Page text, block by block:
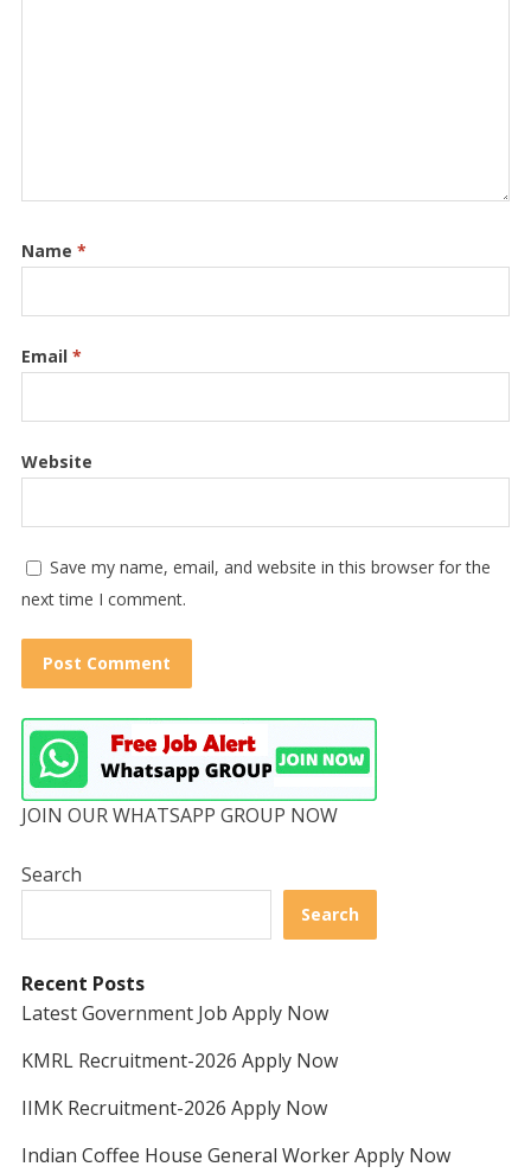
Name *
Email *
Website
Save my name, email, and website in this browser for the
next time I comment.
JOIN OUR WHATSAPP GROUP NOW
Search
Search
Recent Posts
Latest Government Job Apply Now
KMRL Recruitment-2026 Apply Now
IIMK Recruitment-2026 Apply Now
Indian Coffee House General Worker Apply Now